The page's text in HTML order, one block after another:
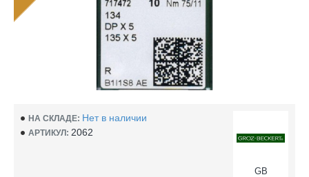
НА СКЛАДЕ: Нет в наличии
АРТИКУЛ: 2062
GB